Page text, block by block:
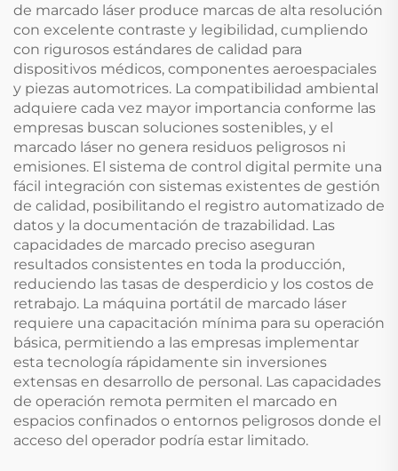
de marcado láser produce marcas de alta resolución
con excelente contraste y legibilidad, cumpliendo
con rigurosos estándares de calidad para
dispositivos médicos, componentes aeroespaciales
y piezas automotrices. La compatibilidad ambiental
adquiere cada vez mayor importancia conforme las
empresas buscan soluciones sostenibles, y el
marcado láser no genera residuos peligrosos ni
emisiones. El sistema de control digital permite una
fácil integración con sistemas existentes de gestión
de calidad, posibilitando el registro automatizado de
datos y la documentación de trazabilidad. Las
capacidades de marcado preciso aseguran
resultados consistentes en toda la producción,
reduciendo las tasas de desperdicio y los costos de
retrabajo. La máquina portátil de marcado láser
requiere una capacitación mínima para su operación
básica, permitiendo a las empresas implementar
esta tecnología rápidamente sin inversiones
extensas en desarrollo de personal. Las capacidades
de operación remota permiten el marcado en
espacios confinados o entornos peligrosos donde el
acceso del operador podría estar limitado.